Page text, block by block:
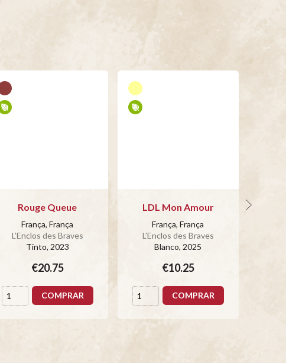
Rouge Queue
França, França
L’Enclos des Braves
Tinto, 2023
€20.75
COMPRAR
LDL Mon Amour
França, França
L’Enclos des Braves
Blanco, 2025
€10.25
COMPRAR